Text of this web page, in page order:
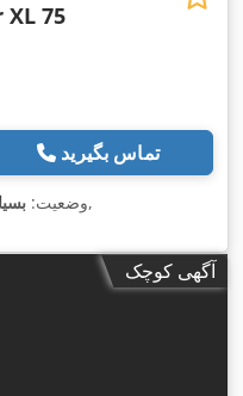
75
تماس بگیرید
وضعیت:,
آگهی کوچک